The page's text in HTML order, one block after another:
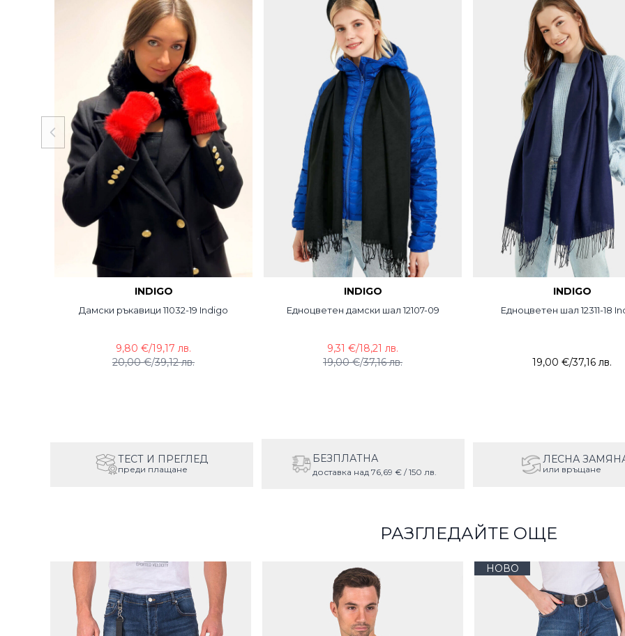
INDIGO
Дамски ръкавици 11032-19 Indigo
20,00 €/39,12 лв.
9,80 €/19,17 лв.
INDIGO
Едноцветен дамски шал 12107-09
19,00 €/37,16 лв.
9,31 €/18,21 лв.
INDIGO
Едноцветен шал 12311-18
19,00 €/37,16 лв.
ТЕСТ И ПРЕГЛЕД
преди плащане
БЕЗПЛАТНА
доставка над 76,69 € / 150 лв.
ЛЕСНА
или връщане
РАЗГЛЕДАЙТЕ ОЩЕ
НОВО